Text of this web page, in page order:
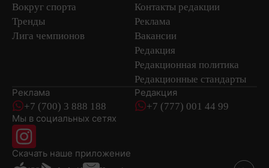
Вокруг спорта
Тренды
Лига чемпионов
Контакты редакции
Реклама
Вакансии
Редакция
Редакционная политика
Редакционные стандарты
Реклама
+7 (700) 3 888 188
Редакция
+7 (777) 001 44 99
Мы в социальных сетях
Скачать наше приложениеновостей